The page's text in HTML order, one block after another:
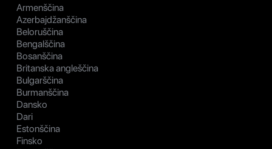
Armenščina
Azerbajdžanščina
Beloruščina
Bengalščina
Bosanščina
Britanska angleščina
Bulgarščina
Burmanščina
Dansko
Dari
Estonščina
Finsko